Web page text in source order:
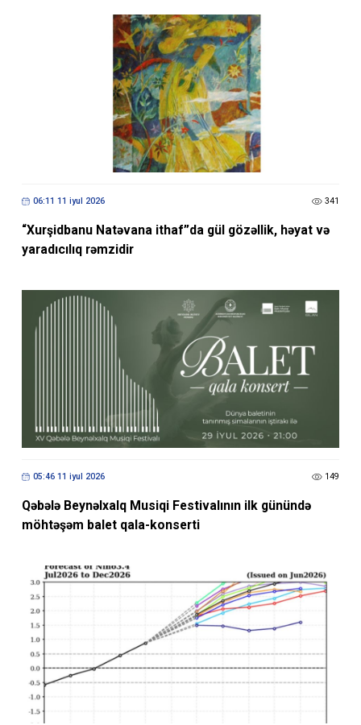
06:11 11 iyul 2026 341
“Xurşidbanu Natəvana ithaf”da gül gözəllik, həyat və
yaradıcılıq rəmzidir
05:46 11 iyul 2026 149
Qəbələ Beynəlxalq Musiqi Festivalının ilk günündə
möhtəşəm balet qala-konserti